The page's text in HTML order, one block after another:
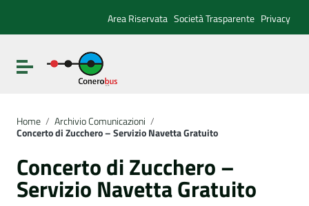
Vai al menu di navigazione
Vai al footer
Area Riservata Società Trasparente Privacy
Attiva / disattiva la navigazione
Home / Archivio Comunicazioni /
Concerto di Zucchero – Servizio Navetta Gratuito
Concerto di Zucchero –
Servizio Navetta Gratuito